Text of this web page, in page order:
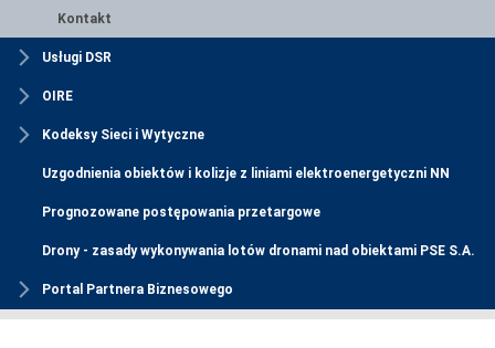
Kontakt
Usługi DSR
OIRE
Kodeksy Sieci i Wytyczne
Uzgodnienia obiektów i kolizje z liniami elektroenergetyczni NN
Prognozowane postępowania przetargowe
Drony - zasady wykonywania lotów dronami nad obiektami PSE S.A.
Portal Partnera Biznesowego